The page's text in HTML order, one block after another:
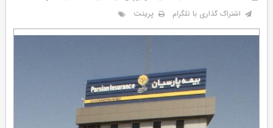
اشتراک گذاری با تلگرام
پرینت